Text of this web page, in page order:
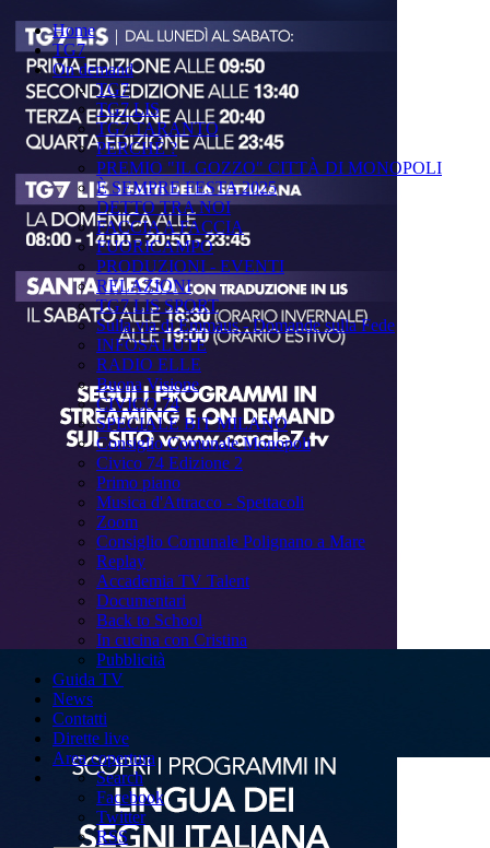
Home
TG7
On demand
TG7
TG7 LIS
TG7 TARANTO
PERCHÉ ?
PREMIO "IL GOZZO" CITTÀ DI MONOPOLI
È SEMPRE FESTA 2025
DETTO TRA NOI
FACCIA A FACCIA
FUORICAMPO
PRODUZIONI - EVENTI
RELAZIONI
TG7 LIS SPORT
Sulla via di Emmaus - Domande sulla Fede
INFOSALUTE
RADIO ELLE
Buona Visione
CIVICO 74
SPECIALE BIT MILANO
Consiglio Comunale Monopoli
Civico 74 Edizione 2
Primo piano
Musica d'Attracco - Spettacoli
Zoom
Consiglio Comunale Polignano a Mare
Replay
Accademia TV Talent
Documentari
Back to School
In cucina con Cristina
Pubblicità
Guida TV
News
Contatti
Dirette live
Area copertura
Search
Facebook
Twitter
RSS